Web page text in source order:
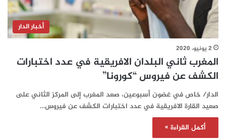
أخبار الدار
2 يونيو، 2020
المغرب ثاني البلدان الافريقية في عدد اختبارات
الكشف عن فيروس “كورونا”
الدار/ خاص في غضون أسبوعين، صعد المغرب إلى المركز الثاني على
صعيد القارة الافريقية في عدد اختبارات الكشف عن فيروس…
أكمل القراءة »